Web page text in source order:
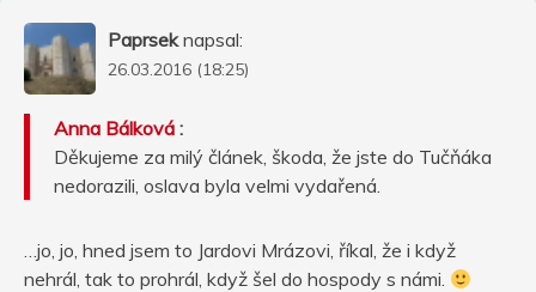
Paprsek napsal:
26.03.2016 (18:25)
Anna Bálková :
Děkujeme za milý článek, škoda, že jste do Tučňáka
nedorazili, oslava byla velmi vydařená.
…jo, jo, hned jsem to Jardovi Mrázovi, říkal, že i když
nehrál, tak to prohrál, když šel do hospody s námi.